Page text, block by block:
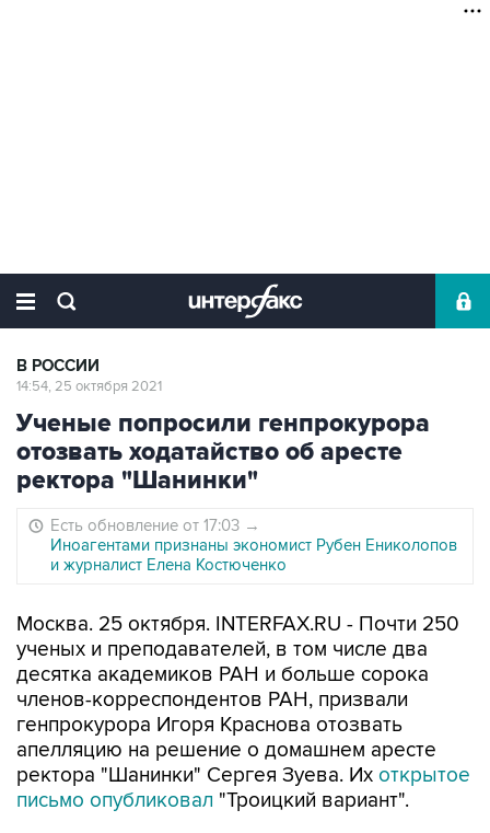
В РОССИИ
14:54, 25 октября 2021
Ученые попросили генпрокурора
отозвать ходатайство об аресте
ректора "Шанинки"
Есть обновление от 17:03 →
Иноагентами признаны экономист Рубен Ениколопов
и журналист Елена Костюченко
Москва. 25 октября. INTERFAX.RU - Почти 250
ученых и преподавателей, в том числе два
десятка академиков РАН и больше сорока
членов-корреспондентов РАН, призвали
генпрокурора Игоря Краснова отозвать
апелляцию на решение о домашнем аресте
ректора "Шанинки" Сергея Зуева. Их открытое
письмо опубликовал "Троицкий вариант".